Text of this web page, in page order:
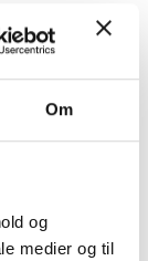
Om
og
medier og til
i en
bruger
med grønne